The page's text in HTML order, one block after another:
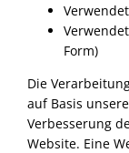
Form)
Die
auf Basis
Verbesserung
Website. Eine